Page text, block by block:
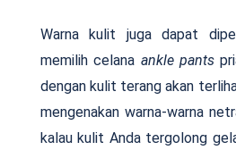
Warna kulit juga dapat
memilih celana ankle pants
dengan kulit terang akan
mengenakan warna-warna
kalau kulit Anda tergolong